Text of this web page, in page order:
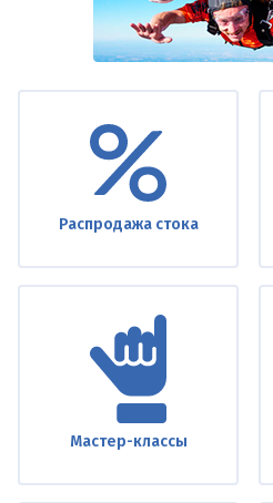
Распродажа стока
Мастер-классы